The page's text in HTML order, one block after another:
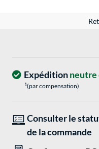
Expéditionneutre
1(par compensation)
Consulter le
de la commande